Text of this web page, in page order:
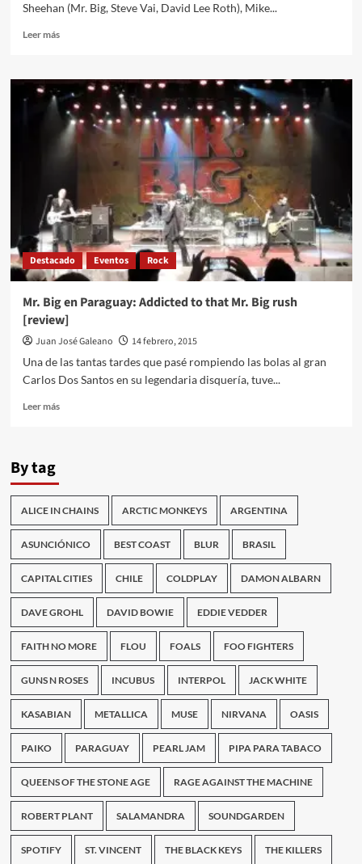
Sheehan (Mr. Big, Steve Vai, David Lee Roth), Mike...
Leer másLeer
Hoy!
The
Winery
Dogs
Guaraní!
Destacado Eventos Rock
Mr. Big en Paraguay: Addicted to that Mr. Big rush
[review]
Juan José Galeano
14 febrero, 2015
Una de las tantas tardes que pasé rompiendo las bolas al gran
Carlos Dos Santos en su legendaria disquería, tuve...
Leer másLeer
en
Paraguay:
Addicted
to
that
Mr.
Big
By tag
ALICE IN CHAINS ARCTIC MONKEYS ARGENTINA
ASUNCIÓNICO BEST COAST BLUR BRASIL
CAPITAL CITIES CHILE COLDPLAY DAMON ALBARN
DAVE GROHL DAVID BOWIE EDDIE VEDDER
FAITH NO MORE FLOU FOALS FOO FIGHTERS
GUNS N ROSES INCUBUS INTERPOL JACK WHITE
KASABIAN METALLICA MUSE NIRVANA OASIS
PAIKO PARAGUAY PEARL JAM PIPA PARA TABACO
QUEENS OF THE STONE AGE RAGE AGAINST THE MACHINE
ROBERT PLANT SALAMANDRA SOUNDGARDEN
SPOTIFY ST. VINCENT THE BLACK KEYS THE KILLERS